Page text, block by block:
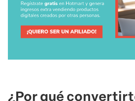
¿Por qué